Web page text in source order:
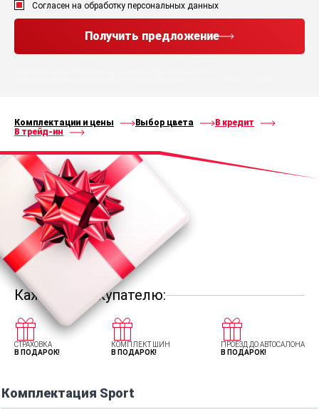
Согласен на обработку персональных данных
Получить предложение
Комплектации и цены Выбор цвета
В кредит
В трейд-ин
Каждому покупателю:
СТРАХОВКА
В ПОДАРОК!
КОМПЛЕКТ ШИН
В ПОДАРОК!
ПРОЕЗД ДО АВТОСАЛОНА
В ПОДАРОК!
Комплектация Sport